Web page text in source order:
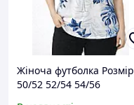
Жіноча футболка Розмір
50/52 52/54 54/56